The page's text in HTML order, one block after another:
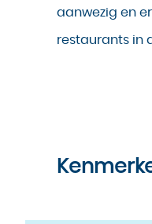
aanwezig en
restaurants in